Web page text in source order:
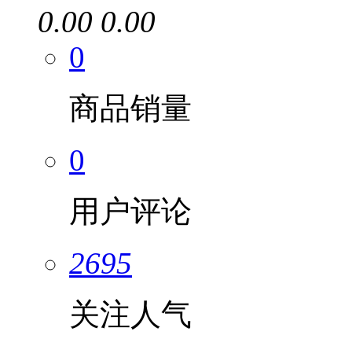
0.00 0.00
0
商品销量
0
用户评论
2695
关注人气